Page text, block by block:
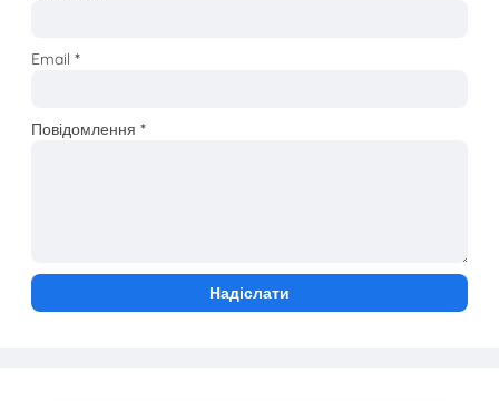
Email*
Повідомлення*